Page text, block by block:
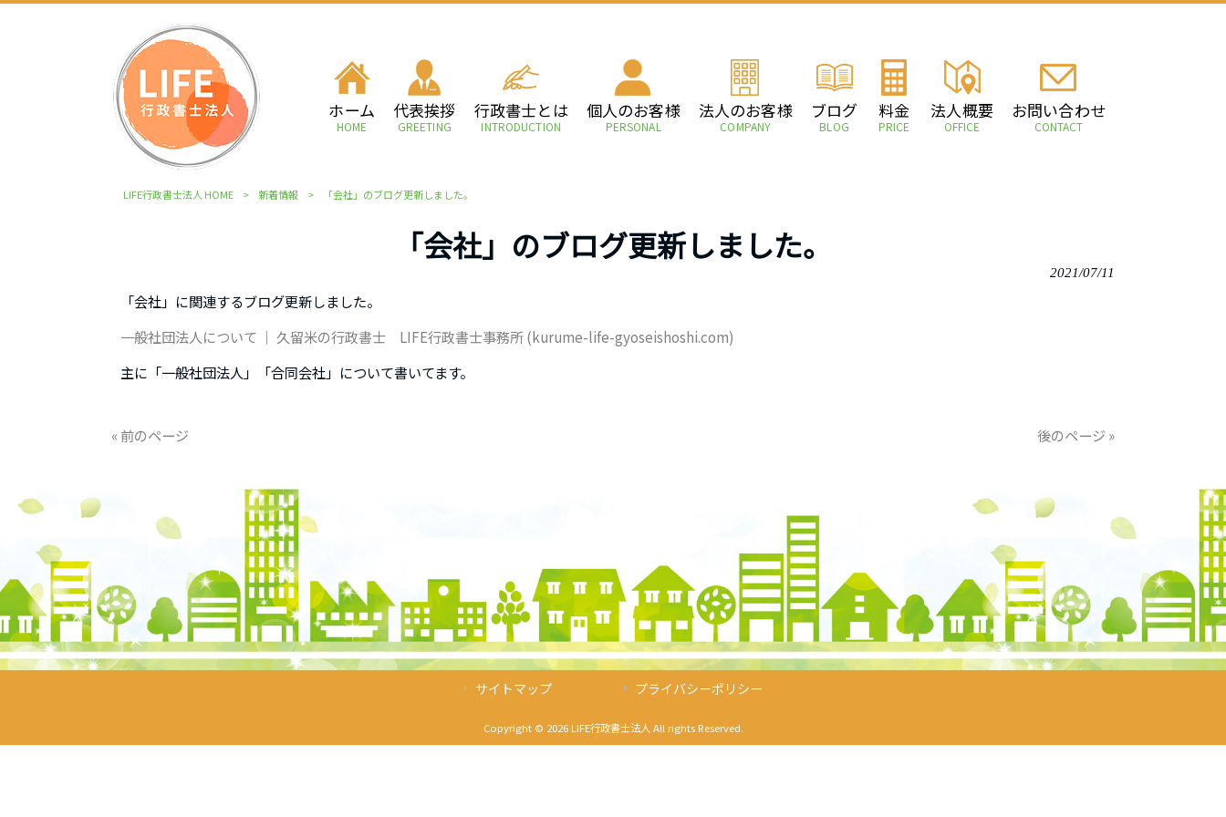
ホーム
HOME
代表挨拶
GREETING
行政書士とは
INTRODUCTION
個人のお客様
PERSONAL
法人のお客様
COMPANY
ブログ
BLOG
料金
PRICE
法人概要
OFFICE
お問い合わせ
CONTACT
LIFE行政書士法人 HOME > 新着情報 > 「会社」のブログ更新しました。
「会社」のブログ更新しました。
2021/07/11
「会社」に関連するブログ更新しました。
一般社団法人について ｜ 久留米の行政書士 LIFE行政書士事務所 (kurume-life-gyoseishoshi.com)
主に「一般社団法人」「合同会社」について書いてます。
« 前のページ 後のページ »
サイトマップ プライバシーポリシー
Copyright © 2026 LIFE行政書士法人 All rights Reserved.